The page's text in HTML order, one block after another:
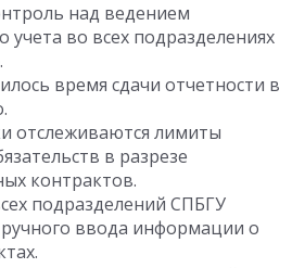
над ведением
учета во всех подразделениях
время сдачи отчетности в
отслеживаются лимиты
в разрезе
контрактов.
подразделений СПБГУ
ввода информации о